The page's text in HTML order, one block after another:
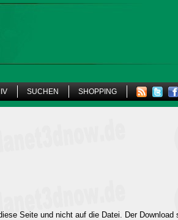
SUCHEN SHOPPING
Seite und nicht auf die Datei. Der Download